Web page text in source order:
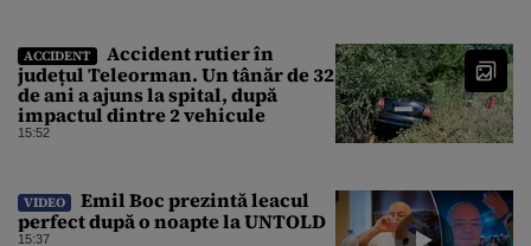
ACCIDENT
Accident rutier în
județul Teleorman. Un tânăr de 32
de ani a ajuns la spital, după
impactul dintre 2 vehicule
15:52
VIDEO
Emil Boc prezintă leacul
perfect după o noapte la UNTOLD
15:37